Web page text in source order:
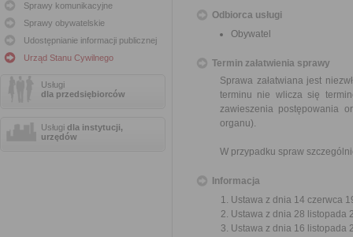
Sprawy komunikacyjne
Sprawy obywatelskie
Udostępnianie informacji publicznej
Urząd Stanu Cywilnego
Usługi
dla przedsiębiorców
Usługi dla instytucji,
urzędów
Odbiorca usługi
Obywatel
Termin załatwienia sprawy
Sprawa załatwiana jest
terminu nie wlicza się
zawieszenia postępowania
organu).
W przypadku spraw
Informacja
Ustawa z dnia 14 czerwca
Ustawa z dnia 28 listopada
Ustawa z dnia 16 listopada